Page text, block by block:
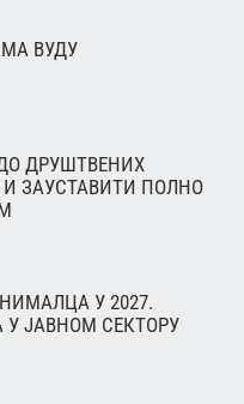
ВУДУ
ДРУШТВЕНИХ
ЗАУСТАВИТИ ПОЛНО
У 2027.
ЈАВНОМ СЕКТОРУ